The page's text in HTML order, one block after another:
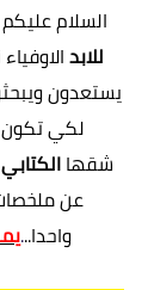
السلام
للابد
يستعدون
لكي
شقها
عن
واحدا...